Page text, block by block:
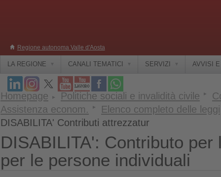
Regione autonoma Valle d'Aosta
LA REGIONE CANALI TEMATICI SERVIZI AVVISI
Homepage Politiche sociali e invalidità civile
Assistenza econom.
Elenco completo delle leggi
DISABILITA' Contributi attrezzatur
DISABILITA': Contributo per
per le persone individuali